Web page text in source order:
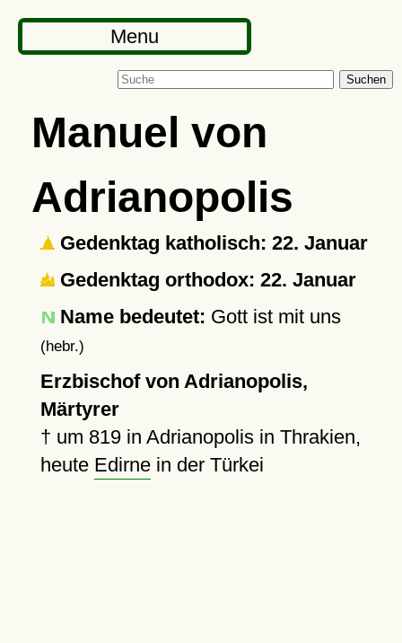
Menu
Suchen
Manuel von
Adrianopolis
Gedenktag katholisch: 22. Januar
Gedenktag orthodox: 22. Januar
Name bedeutet: Gott ist mit uns
(hebr.)
Erzbischof von Adrianopolis,
Märtyrer
† um 819in Adrianopolis in Thrakien,
heute Edirnein der Türkei